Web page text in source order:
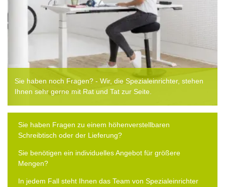
Sie haben noch Fragen? - Wir, die Spezialeinrichter, stehen
Ihnen sehr gerne mit Rat und Tat zur Seite.
Sie haben Fragen zu einem höhenverstellbaren
Schreibtisch oder der Lieferung?
Sie benötigen ein individuelles Angebot für größere
Mengen?
In jedem Fall steht Ihnen das Team von Spezialeinrichter